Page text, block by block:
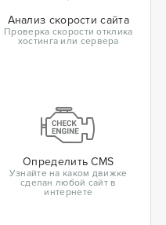
Анализ скорости сайта
Проверка скорости отклика
хостинга или сервера
Определить CMS
Узнайте на каком движке
сделан любой сайт в
интернете